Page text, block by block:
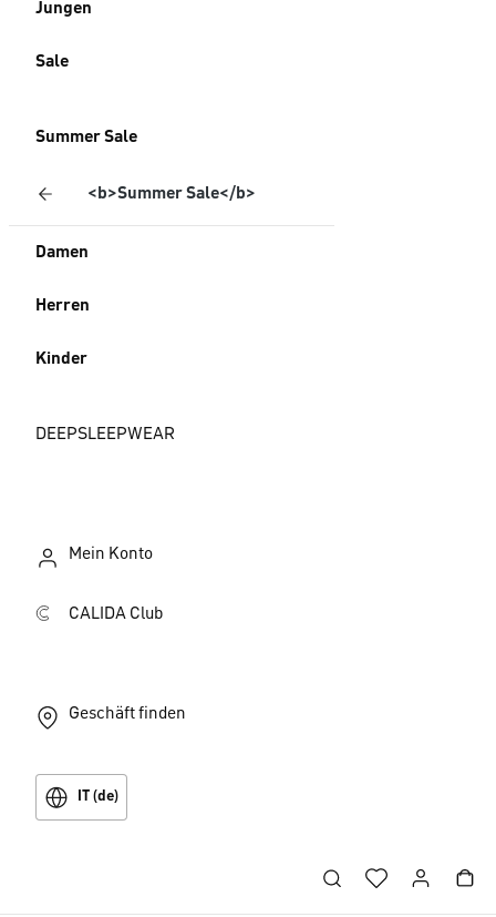
Jungen
Sale
Summer Sale
<b>Summer Sale</b>
Damen
Herren
Kinder
DEEPSLEEPWEAR
Mein Konto
CALIDA Club
Geschäft finden
IT (de)